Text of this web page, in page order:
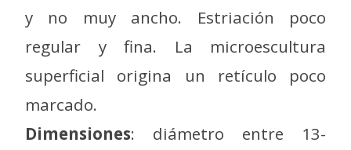
y no muy ancho. Estriación poco
regular y fina. La microescultura
superficial origina un retículo poco
marcado.
Dimensiones: diámetro entre 13-